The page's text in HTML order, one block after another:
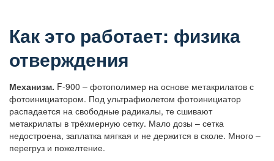
Как это работает: физика
отверждения
Механизм. F-900 – фотополимер на основе метакрилатов с
фотоинициатором. Под ультрафиолетом фотоинициатор
распадается на свободные радикалы, те сшивают
метакрилаты в трёхмерную сетку. Мало дозы – сетка
недостроена, заплатка мягкая и не держится в сколе. Много –
перегруз и пожелтение.